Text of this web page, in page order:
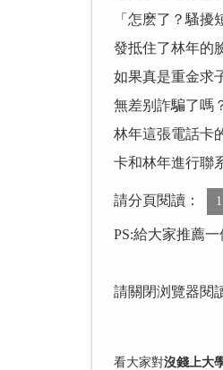
「怎麽了？騷
發抵住了林年的
如果真是重金求
無差别詐騙了嗎
林年這張電話卡
卡和林年進行聯
請分頁閱讀： 1
PS:給大家推薦
請關閉浏覽器閱
看大家對沒錢上大